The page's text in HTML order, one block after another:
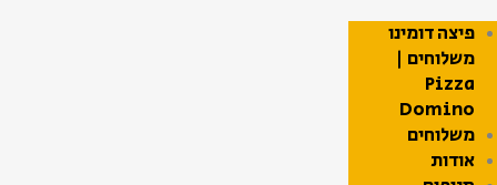
פיצה דומינו
משלוחים |
Pizza
Domino
משלוחים
אודות